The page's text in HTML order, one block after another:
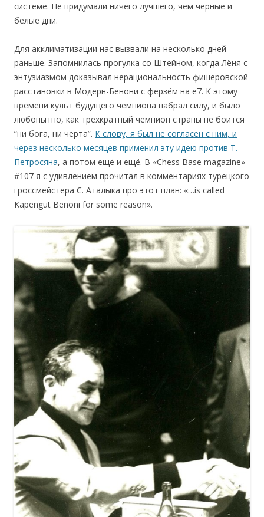
системе. Не придумали ничего лучшего, чем черные и
белые дни.
Для акклиматизации нас вызвали на несколько дней
раньше. Запомнилась прогулка со Штейном, когда Лёня с
энтузиазмом доказывал нерациональность фишеровской
расстановки в Модерн-Бенони с ферзём на е7. К этому
времени культ будущего чемпиона набрал силу, и было
любопытно, как трехкратный чемпион страны не боится
“ни бога, ни чёрта”. К слову, я был не согласен с ним, и
через несколько месяцев применил эту идею против Т.
Петросяна, а потом ещё и ещё. В «Chess Base magazine»
#107 я с удивлением прочитал в комментариях турецкого
гроссмейстера С. Аталыка про этот план: «…is called
Kapengut Benoni for some reason».